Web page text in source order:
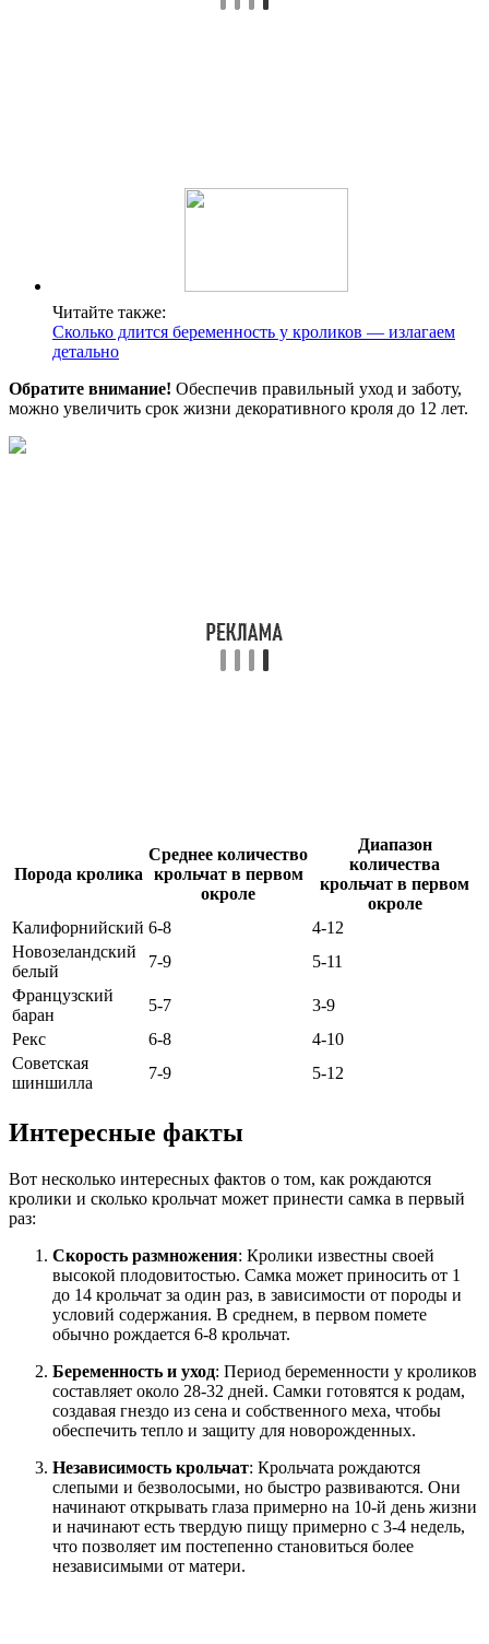
Читайте также:
Сколько длится беременность у кроликов — излагаем
детально
Обратите внимание! Обеспечив правильный уход и заботу,
можно увеличить срок жизни декоративного кроля до 12 лет.
Порода кролика
Среднее количество
крольчат в первом
окроле
Диапазон
количества
крольчат в первом
окроле
Калифорнийский 6-8
4-12
Новозеландский
белый
7-9
5-11
Французский
баран
5-7
3-9
Рекс
6-8
4-10
Советская
шиншилла
7-9 5-12
Интересные факты
Вот несколько интересных фактов о том, как рождаются
кролики и сколько крольчат может принести самка в первый
раз:
Скорость размножения: Кролики известны своей
высокой плодовитостью. Самка может приносить от 1
до 14 крольчат за один раз, в зависимости от породы и
условий содержания. В среднем, в первом помете
обычно рождается 6-8 крольчат.
Беременность и уход: Период беременности у кроликов
составляет около 28-32 дней. Самки готовятся к родам,
создавая гнездо из сена и собственного меха, чтобы
обеспечить тепло и защиту для новорожденных.
Независимость крольчат: Крольчата рождаются
слепыми и безволосыми, но быстро развиваются. Они
начинают открывать глаза примерно на 10-й день жизни
и начинают есть твердую пищу примерно с 3-4 недель,
что позволяет им постепенно становиться более
независимыми от матери.